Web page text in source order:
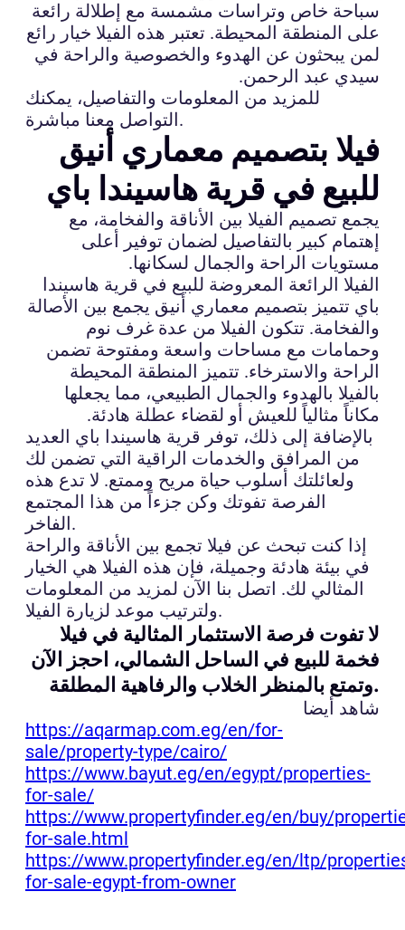
سباحة خاص وتراسات مشمسة مع إطلالة رائعة
على المنطقة المحيطة. تعتبر هذه الفيلا خيار رائع
لمن يبحثون عن الهدوء والخصوصية والراحة في
سيدي عبد الرحمن.
للمزيد من المعلومات والتفاصيل، يمكنك
التواصل معنا مباشرة.
فيلا بتصميم معماري أنيق
للبيع في قرية هاسيندا باي
يجمع تصميم الفيلا بين الأناقة والفخامة، مع
إهتمام كبير بالتفاصيل لضمان توفير أعلى
مستويات الراحة والجمال لسكانها.
الفيلا الرائعة المعروضة للبيع في قرية هاسيندا
باي تتميز بتصميم معماري أنيق يجمع بين الأصالة
والفخامة. تتكون الفيلا من عدة غرف نوم
وحمامات مع مساحات واسعة ومفتوحة تضمن
الراحة والاسترخاء. تتميز المنطقة المحيطة
بالفيلا بالهدوء والجمال الطبيعي، مما يجعلها
مكاناً مثالياً للعيش أو لقضاء عطلة هادئة.
بالإضافة إلى ذلك، توفر قرية هاسيندا باي العديد
من المرافق والخدمات الراقية التي تضمن لك
ولعائلتك أسلوب حياة مريح وممتع. لا تدع هذه
الفرصة تفوتك وكن جزءاً من هذا المجتمع
الفاخر.
إذا كنت تبحث عن فيلا تجمع بين الأناقة والراحة
في بيئة هادئة وجميلة، فإن هذه الفيلا هي الخيار
المثالي لك. اتصل بنا الآن لمزيد من المعلومات
ولترتيب موعد لزيارة الفيلا.
لا تفوت فرصة الاستثمار المثالية في فيلا
فخمة للبيع في الساحل الشمالي، احجز الآن
وتمتع بالمنظر الخلاب والرفاهية المطلقة.
شاهد أيضا
https://aqarmap.com.eg/en/for-
sale/property-type/cairo/
https://www.bayut.eg/en/egypt/properties-
for-sale/
https://www.propertyfinder.eg/en/buy/
for-sale.html
https://www.propertyfinder.eg/en/ltp/
for-sale-egypt-from-owner